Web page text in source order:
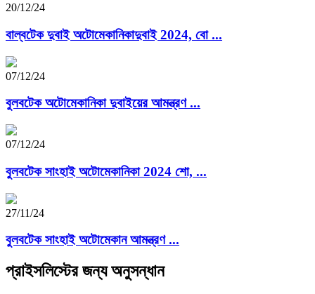
20/12/24
বাল্বটেক দুবাই অটোমেকানিকাদুবাই 2024, বো ...
07/12/24
বুলবটেক অটোমেকানিকা দুবাইয়ের আমন্ত্রণ ...
07/12/24
বুলবটেক সাংহাই অটোমেকানিকা 2024 শো, ...
27/11/24
বুলবটেক সাংহাই অটোমেকান আমন্ত্রণ ...
প্রাইসলিস্টের জন্য অনুসন্ধান